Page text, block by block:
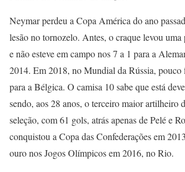
Neymar perdeu a Copa América do ano
lesão no tornozelo. Antes, o craque levou uma
e não esteve em campo nos 7 a 1 para a
2014. Em 2018, no Mundial da Rússia, pouco
para a Bélgica. O camisa 10 sabe que está
sendo, aos 28 anos, o terceiro maior artilheiro
seleção, com 61 gols, atrás apenas de Pelé e
conquistou a Copa das Confederações em
ouro nos Jogos Olímpicos em 2016, no Rio.